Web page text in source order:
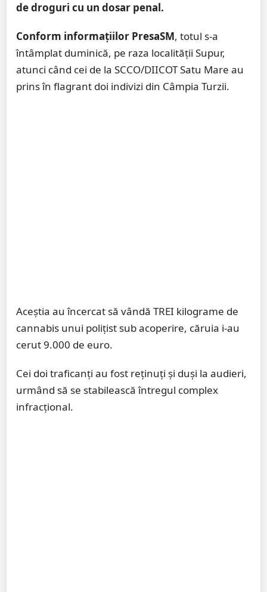
de droguri cu un dosar penal.
Conform informațiilor PresaSM, totul s-a
întâmplat duminică, pe raza localității Supur,
atunci când cei de la SCCO/DIICOT Satu Mare au
prins în flagrant doi indivizi din Câmpia Turzii.
Aceștia au încercat să vândă TREI kilograme de
cannabis unui polițist sub acoperire, căruia i-au
cerut 9.000 de euro.
Cei doi traficanți au fost reținuți și duși la audieri,
urmând să se stabilească întregul complex
infracțional.